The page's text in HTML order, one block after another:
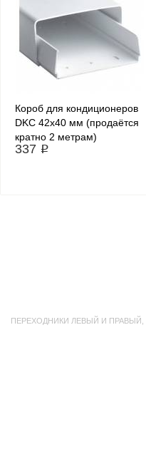
Короб для кондиционеров
DKC 42х40 мм (продаётся
кратно 2 метрам)
337 ₽
ПЕРЕХОДНИКИ ЛЕВЫЙ И ПРАВЫЙ